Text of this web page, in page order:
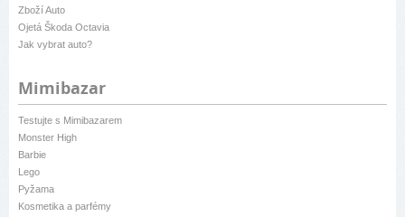
Zboží Auto
Ojetá Škoda Octavia
Jak vybrat auto?
Mimibazar
Testujte s Mimibazarem
Monster High
Barbie
Lego
Pyžama
Kosmetika a parfémy